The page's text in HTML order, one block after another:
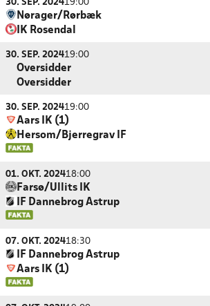
30. SEP. 202419:00
Nørager/Rørbæk
IK Rosendal
30. SEP. 202419:00
Oversidder
Oversidder
30. SEP. 202419:00
Aars IK (1)
Hersom/Bjerregrav IF
01. OKT. 202418:00
Farsø/Ullits IK
IF Dannebrog Astrup
07. OKT. 202418:30
IF Dannebrog Astrup
Aars IK (1)